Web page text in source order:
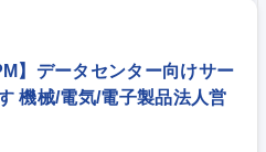
度の高い医療機器｜残業20時以内｜
】データセンター向けサー
機械/電気/電子製品法人営